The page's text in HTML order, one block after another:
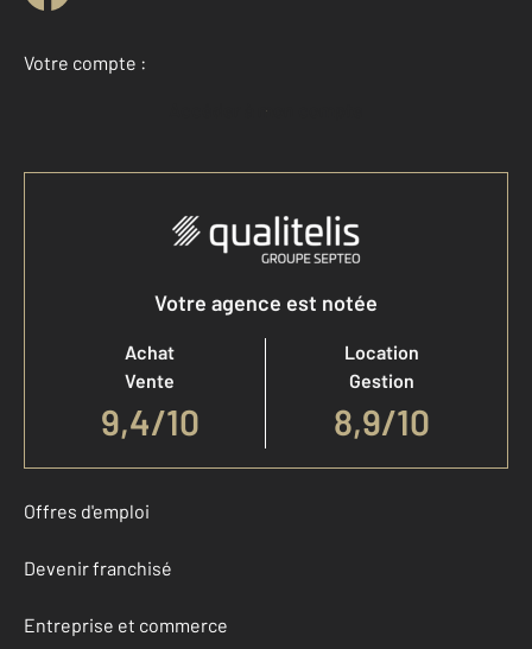
Votre compte :
Accéder à mon compte
Votre agence est notée
Achat
Vente
9,4/10
Location
Gestion
8,9/10
Offres d'emploi
Devenir franchisé
Entreprise et commerce